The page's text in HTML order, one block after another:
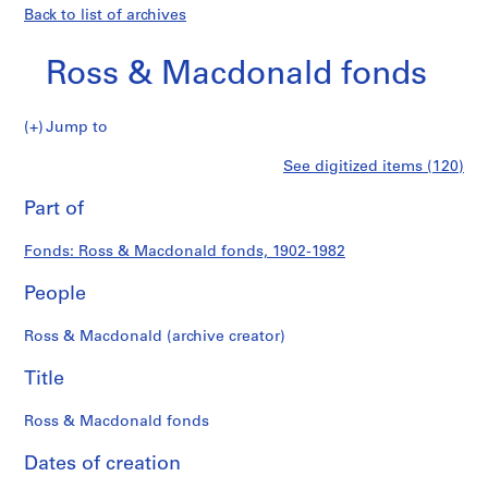
Back to list of archives
Ross & Macdonald fonds
RossJump to
i
s
:
r
j
c
s
&
Macdonald
fonds
See digitized items (120)
Part of
Fonds: Ross & Macdonald fonds, 1902-1982
People
Ross & Macdonald (archive creator)
Title
Ross & Macdonald fonds
Dates of creation